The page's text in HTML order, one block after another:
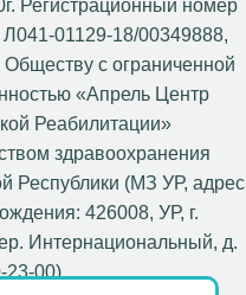
Регистрационный номер
Л041-01129-18/00349888,
с ограниченной
«Апрель Центр
Реабилитации»
здравоохранения
Республики (МЗ УР, адрес
426008, УР, г.
Интернациональный, д.
23-00).